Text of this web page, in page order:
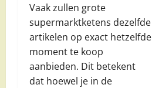
Vaak zullen grote
supermarktketens dezelfde
artikelen op exact hetzelfde
moment te koop
aanbieden. Dit betekent
dat hoewel je in de